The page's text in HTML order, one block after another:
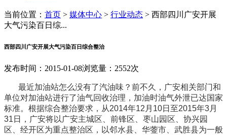
当前位置： 首页 > 媒体中心 > 行业动态 > 西部四川广安开展
大气污染百日综...
西部四川广安开展大气污染百日综合整治
发布时间：2015-01-08浏览量：2552次
最近加油站怎么没有了汽油味？前不久，广安相关部门和
单位对加油站进行了油气回收治理，加油时油气外泄已达国家
标准。根据综合整治要求，从2014年12月10日至2015年3月
31日，广安将以广安主城区、前锋区、枣山园区、协兴园
区、经开区为重点整治区，以邻水县、华蓥市、武胜县为一般